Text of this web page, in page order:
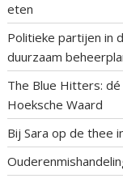
eten
Politieke partijen in
duurzaam
The Blue Hitters:
Hoeksche Waard
Bij Sara op de thee